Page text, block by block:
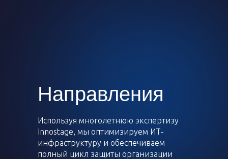
Направления
Используя многолетнюю экспертизу
Innostage, мы оптимизируем ИТ-
инфраструктуру и обеспечиваем
полный цикл защиты организации